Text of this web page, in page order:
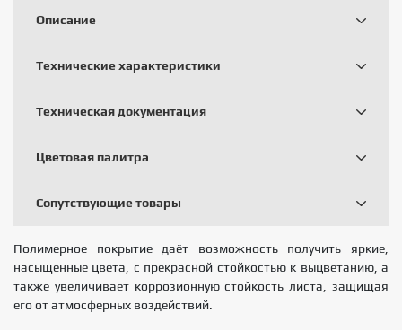
Описание
Технические характеристики
Техническая документация
Цветовая палитра
Сопутствующие товары
Полимерное покрытие даёт возможность получить яркие,
насыщенные цвета, с прекрасной стойкостью к выцветанию, а
также увеличивает коррозионную стойкость листа, защищая
его от атмосферных воздействий.